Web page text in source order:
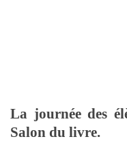
La journée des
Salon du livre.